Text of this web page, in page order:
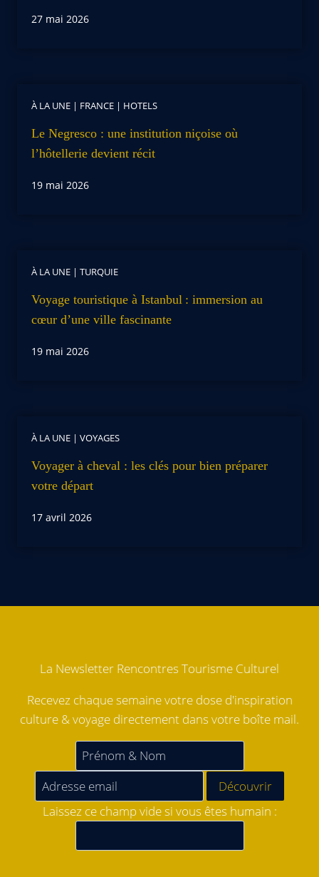
27 mai 2026
À LA UNE | FRANCE | HOTELS
Le Negresco : une institution niçoise où
l’hôtellerie devient récit
19 mai 2026
À LA UNE | TURQUIE
Voyage touristique à Istanbul : immersion au
cœur d’une ville fascinante
19 mai 2026
À LA UNE | VOYAGES
Voyager à cheval : les clés pour bien préparer
votre départ
17 avril 2026
La Newsletter Rencontres Tourisme Culturel
Recevez chaque semaine votre dose d'inspiration
culture & voyage directement dans votre boîte mail.
Laissez ce champ vide si vous êtes humain :